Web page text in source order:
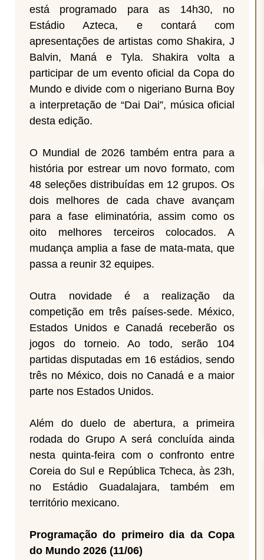
está programado para as 14h30, no
Estádio Azteca, e contará com
apresentações de artistas como Shakira, J
Balvin, Maná e Tyla. Shakira volta a
participar de um evento oficial da Copa do
Mundo e divide com o nigeriano Burna Boy
a interpretação de “Dai Dai”, música oficial
desta edição.
O Mundial de 2026 também entra para a
história por estrear um novo formato, com
48 seleções distribuídas em 12 grupos. Os
dois melhores de cada chave avançam
para a fase eliminatória, assim como os
oito melhores terceiros colocados. A
mudança amplia a fase de mata-mata, que
passa a reunir 32 equipes.
Outra novidade é a realização da
competição em três países-sede. México,
Estados Unidos e Canadá receberão os
jogos do torneio. Ao todo, serão 104
partidas disputadas em 16 estádios, sendo
três no México, dois no Canadá e a maior
parte nos Estados Unidos.
Além do duelo de abertura, a primeira
rodada do Grupo A será concluída ainda
nesta quinta-feira com o confronto entre
Coreia do Sul e República Tcheca, às 23h,
no Estádio Guadalajara, também em
território mexicano.
Programação do primeiro dia da Copa
do Mundo 2026 (11/06)